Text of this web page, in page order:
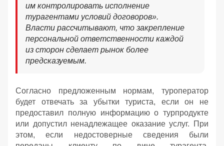
им контролировать исполнение
турагентами условий договоров».
Власти рассчитывают, что закрепление
персональной ответственности каждой
из сторон сделает рынок более
предсказуемым.
Согласно предложенным нормам, туроператор
будет отвечать за убытки туриста, если он не
предоставил полную информацию о турпродукте
или допустил ненадлежащее оказание услуг. При
этом, если недостоверные сведения были